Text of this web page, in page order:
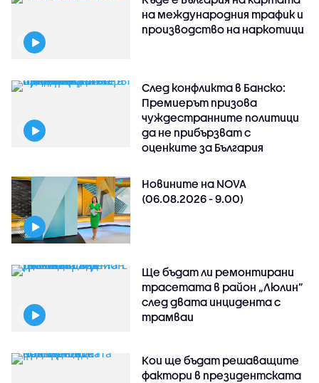
на международния трафик и
производство на наркотици
След конфликта в Банско:
Премиерът призова
чуждестранните политици
да не прибързват с
оценките за България
Новините на NOVA
(06.08.2026 - 9.00)
Ще бъдат ли ремонтирани
трасетата в район „Люлин”
след двата инцидента с
трамваи
Кои ще бъдат решаващите
фактори в президентската